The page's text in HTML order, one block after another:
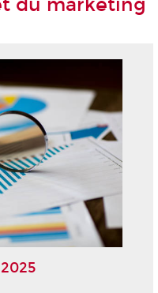
du marketing